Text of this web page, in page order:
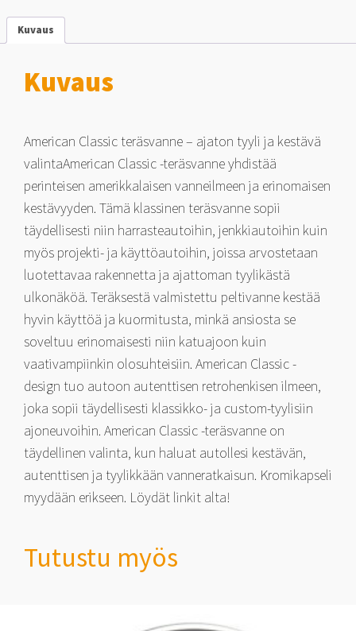
-32
Kuvaus
Kuvaus
American Classic teräsvanne – ajaton tyyli ja kestävä
valintaAmerican Classic -teräsvanne yhdistää
perinteisen amerikkalaisen vanneilmeen ja erinomaisen
kestävyyden. Tämä klassinen teräsvanne sopii
täydellisesti niin harrasteautoihin, jenkkiautoihin kuin
myös projekti- ja käyttöautoihin, joissa arvostetaan
luotettavaa rakennetta ja ajattoman tyylikästä
ulkonäköä. Teräksestä valmistettu peltivanne kestää
hyvin käyttöä ja kuormitusta, minkä ansiosta se
soveltuu erinomaisesti niin katuajoon kuin
vaativampiinkin olosuhteisiin. American Classic -
design tuo autoon autenttisen retrohenkisen ilmeen,
joka sopii täydellisesti klassikko- ja custom-tyylisiin
ajoneuvoihin. American Classic -teräsvanne on
täydellinen valinta, kun haluat autollesi kestävän,
autenttisen ja tyylikkään vanneratkaisun. Kromikapseli
myydään erikseen. Löydät linkit alta!
Tutustu myös